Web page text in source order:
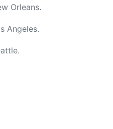
Orleans.
Angeles.